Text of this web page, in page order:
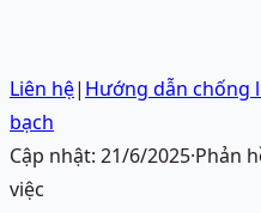
Liên hệ| Hướng dẫn chống
bạch
Cập nhật: 21/6/2025·Phản
việc